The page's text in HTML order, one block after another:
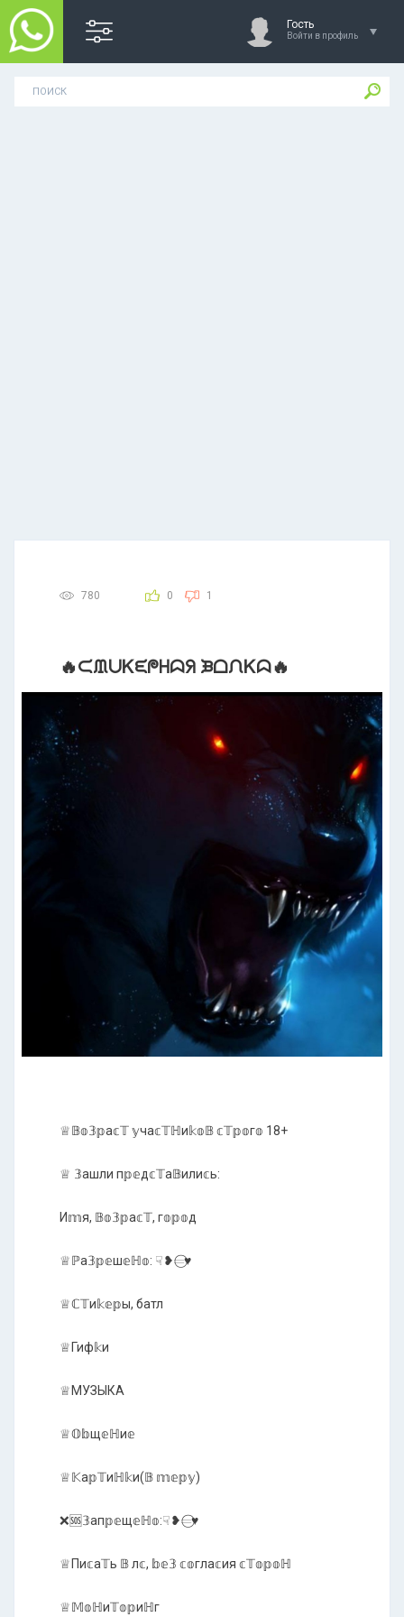
Гость
Войти в профиль
780 0 1
🔥ᙅᙢᑌᏦᙓᖘᕼᗣᖆ ᙖᗝᙁᏦᗣ🔥
♕𝔹𝕠𝟛𝕡а𝕔𝕋 𝕪ча𝕔𝕋ℍи𝕜𝕠𝔹 𝕔𝕋𝕡𝕠г𝕠 18+
♕ 𝟛ашли п𝕡𝕖д𝕔𝕋а𝔹или𝕔ь:
И𝕞я, 𝔹𝕠𝟛𝕡а𝕔𝕋, г𝕠𝕡𝕠д
♕ℙа𝟛𝕡𝕖ш𝕖ℍ𝕠: ☟︎❥𝄗⃝♥️
♕ℂ𝕋и𝕜𝕖𝕡ы, батл
♕Гиф𝕜и
♕МУЗЫКА
♕𝕆𝕓щ𝕖ℍи𝕖
♕𝕂а𝕡𝕋иℍ𝕜и(𝔹 𝕞𝕖𝕡𝕪)
❌🆘𝟛ап𝕡𝕖щ𝕖ℍ𝕠:☟︎❥𝄗⃝♥️
♕Пи𝕔а𝕋ь 𝔹 л𝕔, 𝕓𝕖𝟛 𝕔𝕠гла𝕔ия 𝕔𝕋𝕠𝕡𝕠ℍ
♕𝕄𝕠ℍи𝕋𝕠𝕡иℍг